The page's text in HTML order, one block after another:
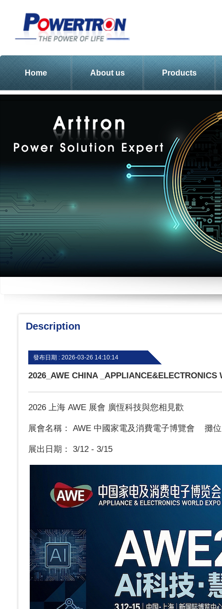
Home About us Products
Description
發布日期 : 2026-03-26 14:10:14
2026_AWE CHINA _APPLIANCE&ELECTRONICS
2026 上海 AWE 展會 廣恆科技與您相見歡
展會名稱： AWE 中國家電及消費電子博覽會 攤
展出日期： 3/12 - 3/15